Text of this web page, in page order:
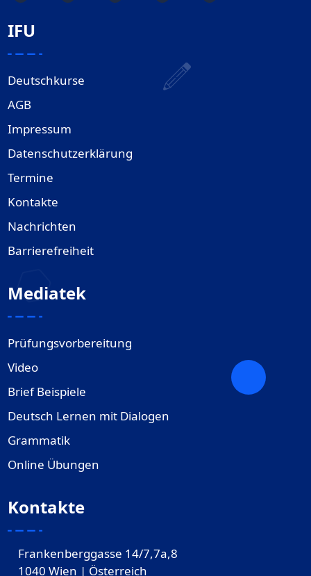
IFU
Deutschkurse
AGB
Impressum
Datenschutzerklärung
Termine
Kontakte
Nachrichten
Barrierefreiheit
Mediatek
Prüfungsvorbereitung
Video
Brief Beispiele
Deutsch Lernen mit Dialogen
Grammatik
Online Übungen
Kontakte
Frankenberggasse 14/7,7a,8
1040 Wien | Österreich